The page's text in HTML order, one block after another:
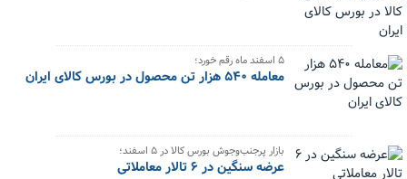
۵ اسفند ماه رقم خورد؛
معامله ۵۴۰ هزار تن محصول در بورس کالای ایران
بازار پرجنب‌وجوش بورس کالا در ۵ اسفند؛
عرضه سنگین در ۶ تالار معاملاتی